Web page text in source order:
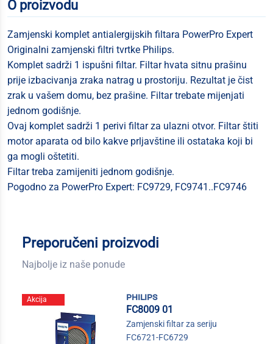
O proizvodu
Zamjenski komplet antialergijskih filtara PowerPro Expert
Originalni zamjenski filtri tvrtke Philips.
Komplet sadrži 1 ispušni filtar. Filtar hvata sitnu prašinu
prije izbacivanja zraka natrag u prostoriju. Rezultat je čist
zrak u vašem domu, bez prašine. Filtar trebate mijenjati
jednom godišnje.
Ovaj komplet sadrži 1 perivi filtar za ulazni otvor. Filtar štiti
motor aparata od bilo kakve prljavštine ili ostataka koji bi
ga mogli oštetiti.
Filtar treba zamijeniti jednom godišnje.
Pogodno za PowerPro Expert: FC9729, FC9741..FC9746
Preporučeni proizvodi
Najbolje iz naše ponude
Akcija
philips
FC8009 01
Zamjenski filtar za seriju
FC6721-FC6729